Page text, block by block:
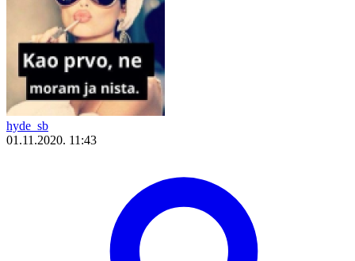
hyde_sb
01.11.2020. 11:43